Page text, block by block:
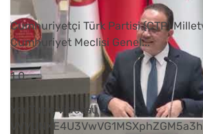
Cumhuriyetçi Türk Partisi (CTP)
Cumhuriyet Meclisi Genel...
1 0
YouTube Videosu